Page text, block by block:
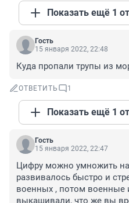
Показать ещё 1
Гость
15 января 2022, 22:48
Куда пропали трупы из
ОТВЕТИТЬ 1
Показать ещё 1
Гость
15 января 2022, 22:47
Цифру можно умножить
развивалось быстро и
военных , потом военные
выкашивали, что же вы